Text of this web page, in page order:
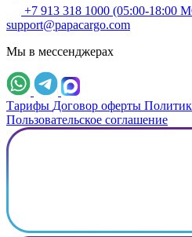
+7 913 318 1000 (05:00-18:00
support@papacargo.com
Мы в мессенджерах
Тарифы Договор оферты
Пользовательское соглашение